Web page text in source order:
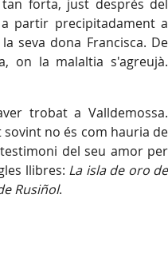
forta, just després del
partir precipitadament a
seva dona Francisca. De
on la malaltia s'agreujà.
trobat a Valldemossa.
sovint no és com hauria de
del seu amor per
llibres: La isla de oro de
Rusiñol.